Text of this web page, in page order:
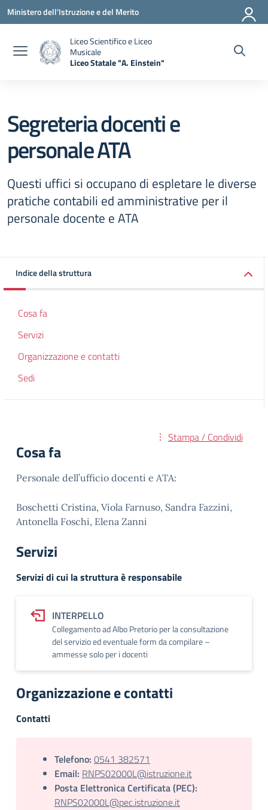
Vai ai contenuti
Vai al menu di navigazione
Vai al footer
Ministero dell'Istruzione e del Merito
Liceo Scientifico e Liceo
Musicale
Liceo Statale "A. Einstein"
Segreteria docenti e
personale ATA
Questi uffici si occupano di espletare le diverse
pratiche contabili ed amministrative per il
personale docente e ATA
Indice della struttura
Cosa fa
Servizi
Organizzazione e contatti
Sedi
Stampa / Condividi
Cosa fa
Personale dell’ufficio docenti e ATA:
Boschetti Cristina, Viola Farnuso, Sandra Fazzini,
Antonella Foschi, Elena Zanni
Servizi
Servizi di cui la struttura è responsabile
INTERPELLO
Collegamento ad Albo Pretorio per la consultazione
del servizio ed eventuale form da compilare –
ammesse solo per i docenti
Organizzazione e contatti
Contatti
Telefono: 0541 382571
Email: RNPS02000L@istruzione.it
Posta Elettronica Certificata (PEC):
RNPS02000L@pec.istruzione.it